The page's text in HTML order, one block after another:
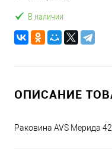
В наличии
ОПИСАНИЕ
Раковина AVS Мерида